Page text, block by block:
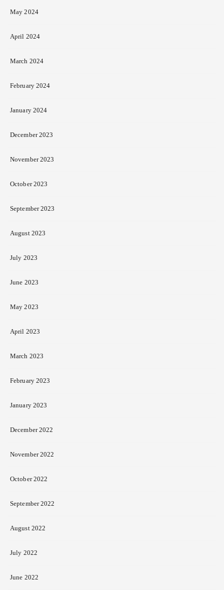
May 2024
April 2024
March 2024
February 2024
January 2024
December 2023
November 2023
October 2023
September 2023
August 2023
July 2023
June 2023
May 2023
April 2023
March 2023
February 2023
January 2023
December 2022
November 2022
October 2022
September 2022
August 2022
July 2022
June 2022